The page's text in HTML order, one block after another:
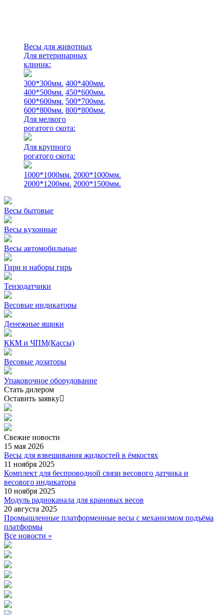
Весы для животных
Для ветеринарных
клиник:
300*300мм. 400*400мм.
400*500мм. 450*600мм.
600*600мм. 500*700мм.
600*800мм. 800*800мм.
Для мелкого
рогатого скота:
Для крупного
рогатого скота:
1000*1000мм. 2000*1000мм.
2000*1200мм. 2000*1500мм.
Весы бытовые
Весы кухонные
Весы автомобильные
Гири и наборы гирь
Тензодатчики
Весовые индикаторы
Денежные ящики
ККМ и ЧПМ(Кассы)
Весовые дозаторы
Упаковочное оборудование
Стать дилером
Оставить заявку
Свежие новости
15 мая 2026
Весы для взвешивания жидкостей в ёмкостях
11 ноября 2025
Комплект для беспроводной связи весового датчика и
весового индикатора
10 ноября 2025
Модуль радиоканала для крановых весов
20 августа 2025
Промышленные платформенные весы с механизмом подъёма
платформы
Все новости »